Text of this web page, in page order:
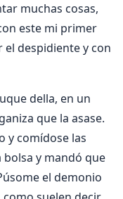
muchas cosas,
este mi primer
el despidiente y con
della, en un
que la asase.
y comídose las
bolsa y mandó que
el demonio